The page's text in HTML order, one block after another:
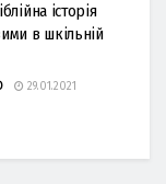
історія
в шкільній
29.01.2021